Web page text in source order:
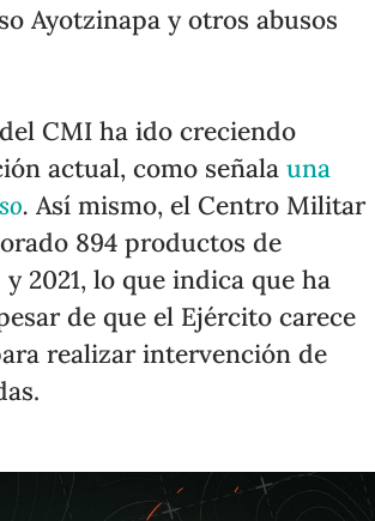
Ayotzinapa y otros abusos
CMI ha ido creciendo
actual, como señalauna
.Así mismo, el Centro Militar
894 productos de
2021, lo que indica que ha
de que el Ejército carece
realizar intervención de